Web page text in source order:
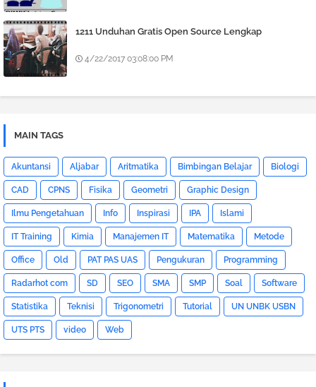
1211 Unduhan Gratis Open Source Lengkap
4/22/2017 03:08:00 PM
MAIN TAGS
Akuntansi Aljabar Aritmatika Bimbingan Belajar Biologi
CAD CPNS Fisika Geometri Graphic Design
Ilmu Pengetahuan Info Inspirasi IPA Islami
IT Training Kimia Manajemen IT Matematika Metode
Office Old PAT PAS UAS Pengukuran Programming
Radarhot com SD SEO SMA SMP Soal Software
Statistika Teknisi Trigonometri Tutorial UN UNBK USBN
UTS PTS video Web